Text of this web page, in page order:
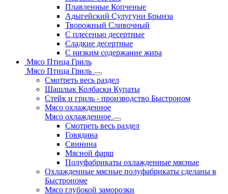
Плавленные Копченые
Адыгейский Сулугуни Брынза
Творожный Сливочный
С плесенью десертные
Сладкие десертные
С низким содержание жира
Мясо Птица Гриль
Мясо Птица Гриль
Смотреть весь раздел
Шашлык Колбаски Купаты
Стейк и гриль - производство Быстроном
Мясо охлажденное
Мясо охлажденное
Смотреть весь раздел
Говядина
Свинина
Мясной фарш
Полуфабрикаты охлажденные мясные
Охлажденные мясные полуфабрикаты сделаны в
Быстрономе
Мясо глубокой заморозки